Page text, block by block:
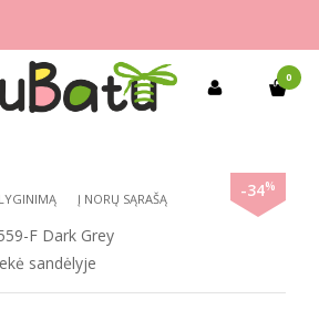
0
SNIEGO BATAI SU
-34%
Į NORŲ SĄRAŠĄ
F Dark Grey
sandėlyje